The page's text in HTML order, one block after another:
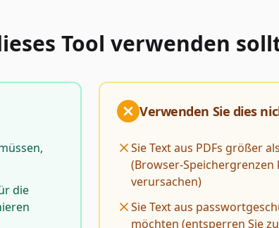
Tool verwenden
die
Verwenden Sie dies
Sie Text aus PDFs größer
(Browser-
verursachen)
Sie Text aus
möchten (entsperren Sie